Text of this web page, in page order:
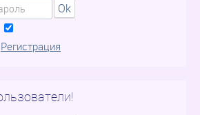
Ok
Регистрация